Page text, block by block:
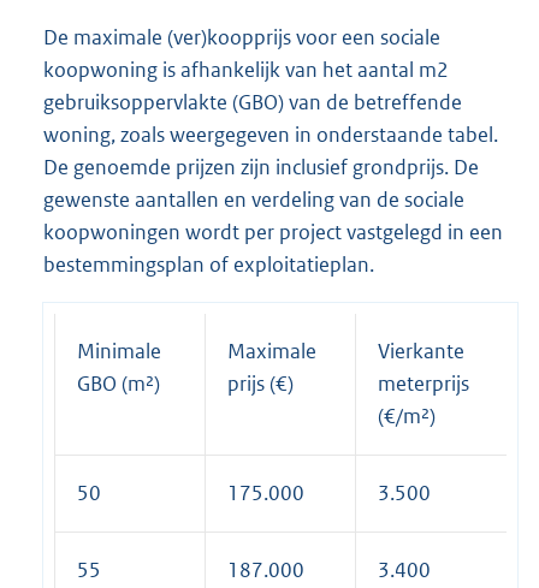
De maximale (ver)koopprijs voor een sociale
koopwoning is afhankelijk van het aantal m2
gebruiksoppervlakte (GBO) van de betreffende
woning, zoals weergegeven in onderstaande tabel.
De genoemde prijzen zijn inclusief grondprijs. De
gewenste aantallen en verdeling van de sociale
koopwoningen wordt per project vastgelegd in een
bestemmingsplan of exploitatieplan.
Minimale
GBO (m²)
Maximale
prijs (€)
Vierkante
meterprijs
(€/m²)
50 175.000 3.500
55 187.000 3.400